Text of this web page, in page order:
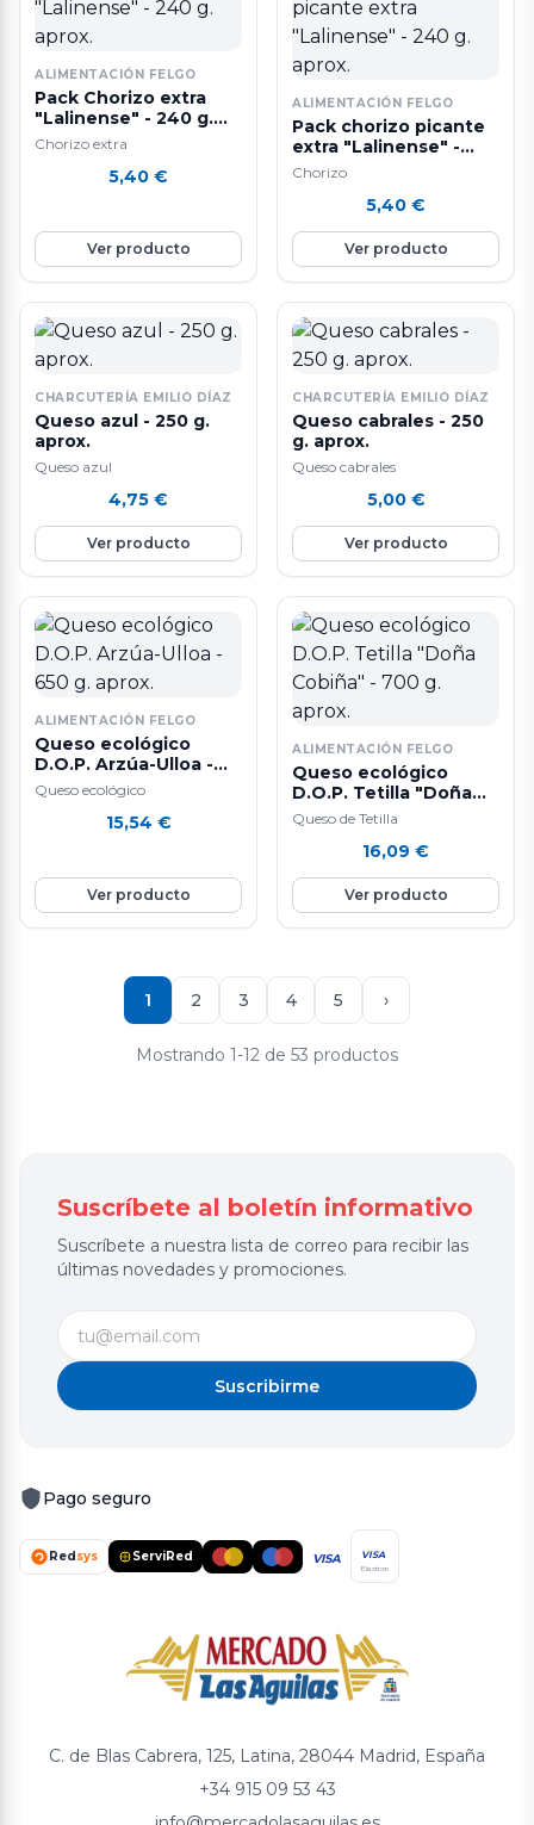
ALIMENTACIÓN FELGO
Pack Chorizo extra
"Lalinense" - 240 g.
aprox.
Chorizo extra
5,40 €
Ver producto
ALIMENTACIÓN FELGO
Pack chorizo picante
extra "Lalinense" -
240 g. aprox.
Chorizo
5,40 €
Ver producto
CHARCUTERÍA EMILIO DÍAZ
Queso azul - 250 g.
aprox.
Queso azul
4,75 €
Ver producto
CHARCUTERÍA EMILIO DÍAZ
Queso cabrales - 250
g. aprox.
Queso cabrales
5,00 €
Ver producto
ALIMENTACIÓN FELGO
Queso ecológico
D.O.P. Arzúa-Ulloa -
650 g. aprox.
Queso ecológico
15,54 €
Ver producto
ALIMENTACIÓN FELGO
Queso ecológico
D.O.P. Tetilla "Doña
Cobiña" - 700 g. aprox.
Queso de Tetilla
16,09 €
Ver producto
1 2 3 4 5 ›
Mostrando 1-12 de 53 productos
Suscríbete al boletín informativo
Suscríbete a nuestra lista de correo para recibir las
últimas novedades y promociones.
Suscribirme
Pago seguro
Redsys ServiRed VISA VISA
Electron
C. de Blas Cabrera, 125, Latina, 28044 Madrid, España
+34 915 09 53 43